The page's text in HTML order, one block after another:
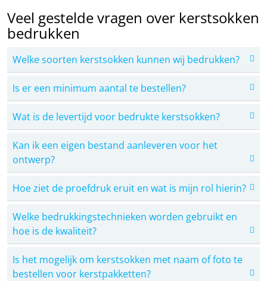
Veel gestelde vragen over kerstsokken
bedrukken
Welke soorten kerstsokken kunnen wij bedrukken?
Is er een minimum aantal te bestellen?
Wat is de levertijd voor bedrukte kerstsokken?
Kan ik een eigen bestand aanleveren voor het
ontwerp?
Hoe ziet de proefdruk eruit en wat is mijn rol hierin?
Welke bedrukkingstechnieken worden gebruikt en
hoe is de kwaliteit?
Is het mogelijk om kerstsokken met naam of foto te
bestellen voor kerstpakketten?